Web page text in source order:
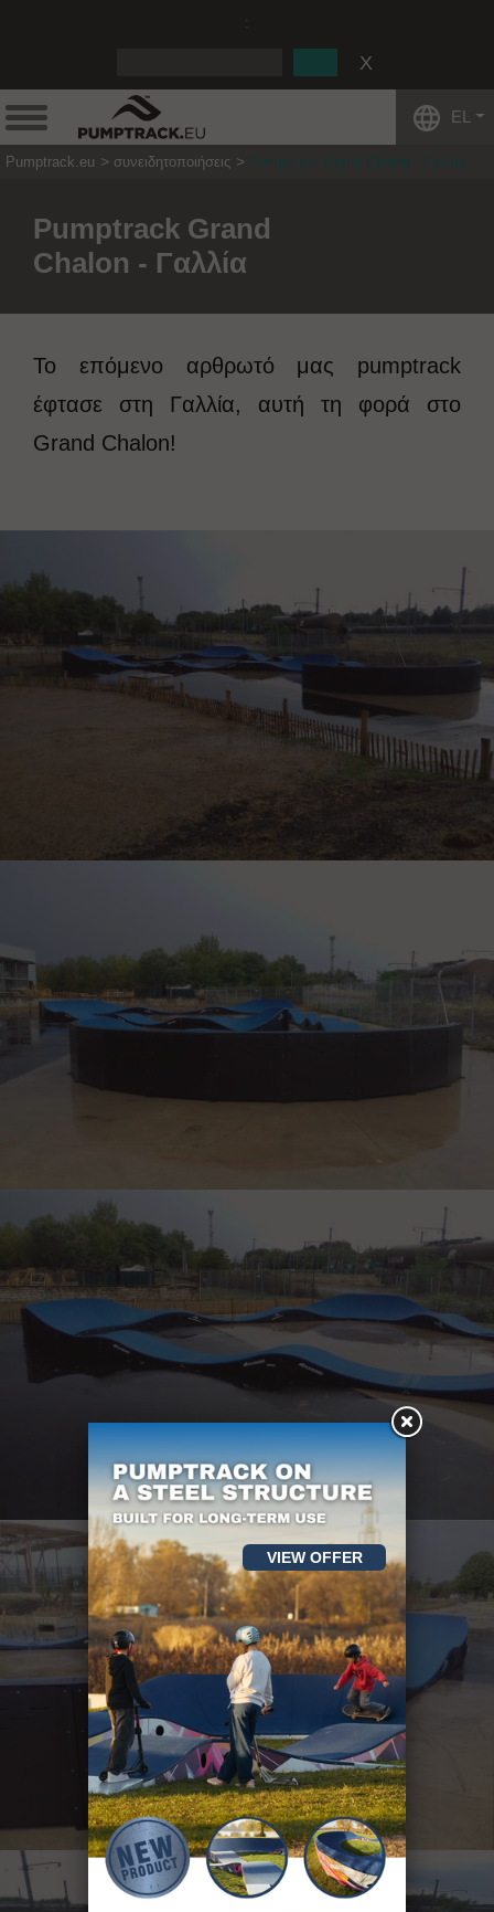
EL
Pumptrack.eu συνειδητοποιήσεις Pumptrack Grand Chalon - Γαλλία
Pumptrack Grand
Chalon - Γαλλία
Το επόμενο αρθρωτό μας pumptrack
έφτασε στη Γαλλία, αυτή τη φορά στο
Grand Chalon!
VIEW OFFER